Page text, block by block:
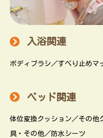
入浴関連
ボディブラシ／すべり止めマ
ベッド関連
体位変換クッション／その他
具・その他／防水シーツ